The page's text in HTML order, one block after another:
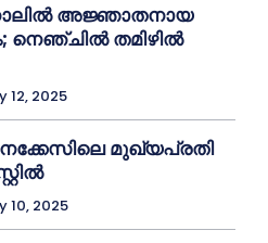
അജ്ഞാതനായ
തമിഴിൽ
12, 2025
മുഖ്യപ്രതി
10, 2025